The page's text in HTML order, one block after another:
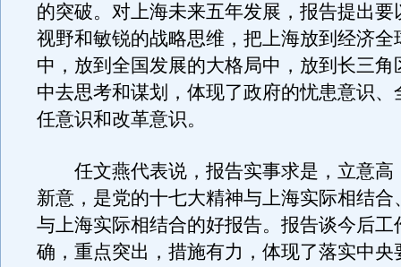
的突破。对上海未来五年发展，报告提出要
视野和敏锐的战略思维，把上海放到经济全
中，放到全国发展的大格局中，放到长三角
中去思考和谋划，体现了政府的忧患意识、
任意识和改革意识。
任文燕代表说，报告实事求是，立意高
新意，是党的十七大精神与上海实际相结合
与上海实际相结合的好报告。报告谈今后工
确，重点突出，措施有力，体现了落实中央